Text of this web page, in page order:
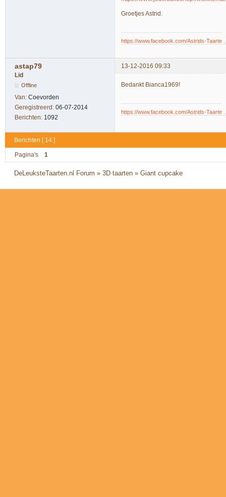
Groetjes Astrid.
https://www.facebook.com/Astrids-Taarte
astap79
13-12-2016 09:33
Lid
Offline
Van: Coevorden
Geregistreerd: 06-07-2014
Berichten: 1092
Bedankt Bianca1969!
https://www.facebook.com/Astrids-Taarte
Berichten [ 14 ]
Pagina's 1
DeLeuksteTaarten.nl Forum »3D taarten »Giant cupcake